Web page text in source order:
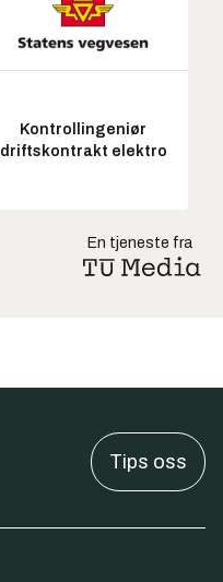
Kontrollingeniør
driftskontrakt elektro
En tjeneste fra
Tips oss